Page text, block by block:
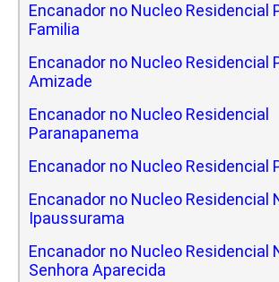
Encanador no Nucleo Residencial
Familia
Encanador no Nucleo Residencial
Amizade
Encanador no Nucleo Residencial
Paranapanema
Encanador no Nucleo Residencial
Encanador no Nucleo Residencial
Ipaussurama
Encanador no Nucleo Residencial
Senhora Aparecida